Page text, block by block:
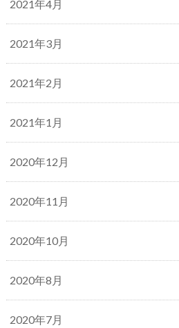
2021年4月
2021年3月
2021年2月
2021年1月
2020年12月
2020年11月
2020年10月
2020年8月
2020年7月